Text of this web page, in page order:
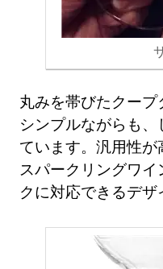
丸みを帯びたクー
シンプルながらも
ています。汎用性
スパークリングワ
クに対応できるデザ